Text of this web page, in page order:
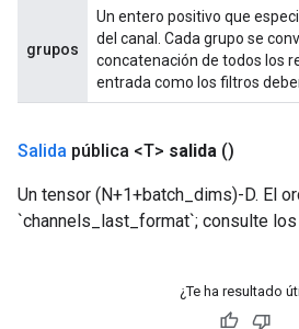
grupos
Un entero positivo que
del canal. Cada grupo se
concatenación de todos los
entrada como los filtros
Salida pública <T> salida ()
Un tensor (N+1+batch_dims)-D. El
`channels_last_format`; consulte
¿Te ha resultado